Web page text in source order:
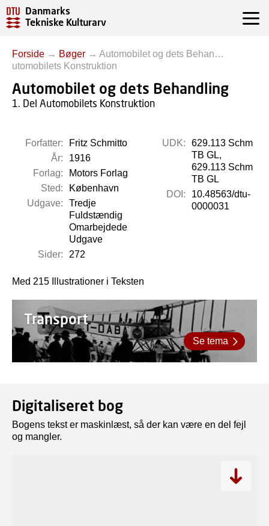
Danmarks
Tekniske Kulturarv
Forside → Bøger → Automobilet og dets Behan…
utomobilets Konstruktion
Automobilet og dets Behandling
1. Del Automobilets Konstruktion
Forfatter:
Fritz Schmitto
År:
1916
Forlag:
Motors Forlag
Sted:
København
Udgave:
Tredje
Fuldstændig
Omarbejdede
Udgave
Sider:
272
UDK:
629.113 Schm
TB GL,
629.113 Schm
TB GL
DOI:
10.48563/dtu-
0000031
Med 215 Illustrationer i Teksten
Transport
Se tema
Digitaliseret bog
Bogens tekst er maskinlæst, så der kan være en del fejl
og mangler.